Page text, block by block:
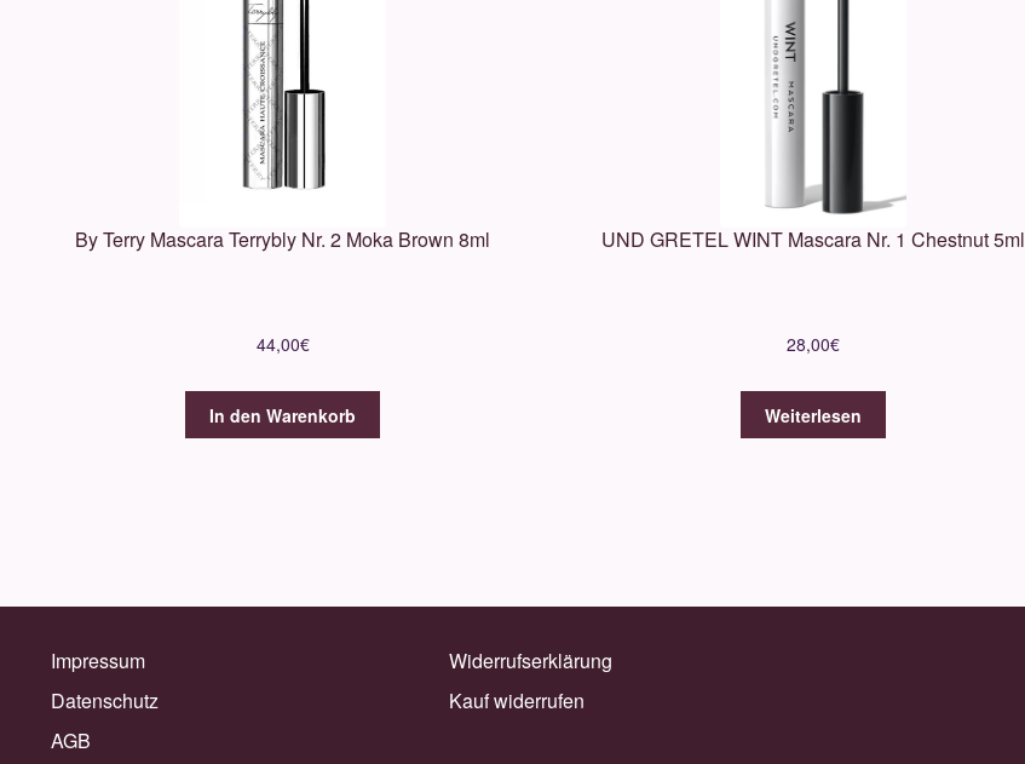
By Terry Mascara Terrybly Nr. 2 Moka Brown 8ml
44,00€
In den Warenkorb
UND GRETEL WINT Mascara Nr. 1 Chestnut 5ml
28,00€
Weiterlesen
Impressum
Datenschutz
AGB
Widerrufserklärung
Kauf widerrufen